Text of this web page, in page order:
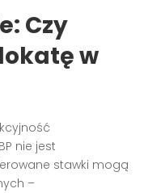
Czy
w
nie jest
stawki mogą
–